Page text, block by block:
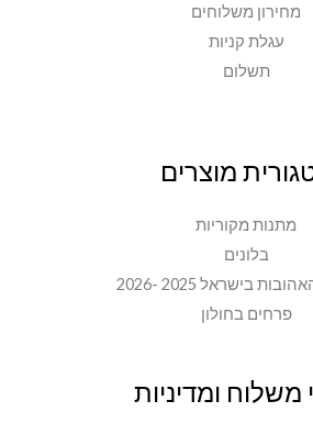
מחירון משלוחים
עגלת קניות
תשלום
מוצרים
מתנות מקוריות
בלונים
בישראל 2025 -2026
פרחים בחולון
משלוח ומדיניות